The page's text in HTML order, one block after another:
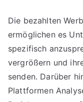
Die bezahlten
ermöglichen es
spezifisch
vergrößern und
senden. Darüber
Plattformen